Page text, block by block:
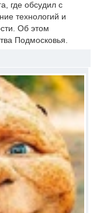
где обсудил с
технологий и
Об этом
Подмосковья.